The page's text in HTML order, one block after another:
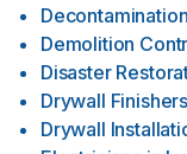
Demolition
Disaster
Drywall Finishers
Drywall